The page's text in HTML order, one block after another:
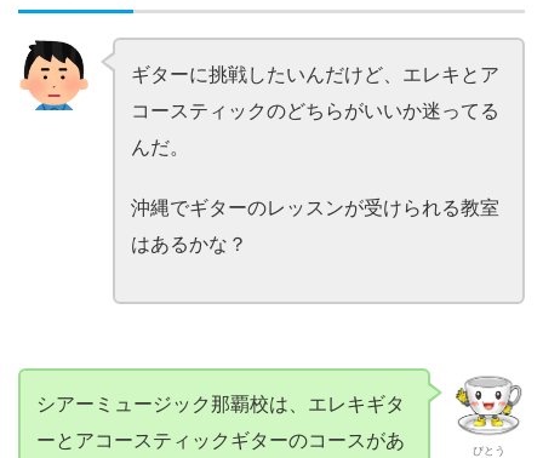
ギターに挑戦したいんだけど、エレキとア
コースティックのどちらがいいか迷ってる
んだ。
沖縄でギターのレッスンが受けられる教室
はあるかな？
びとう
シアーミュージック那覇校は、エレキギタ
ーとアコースティックギターのコースがあ